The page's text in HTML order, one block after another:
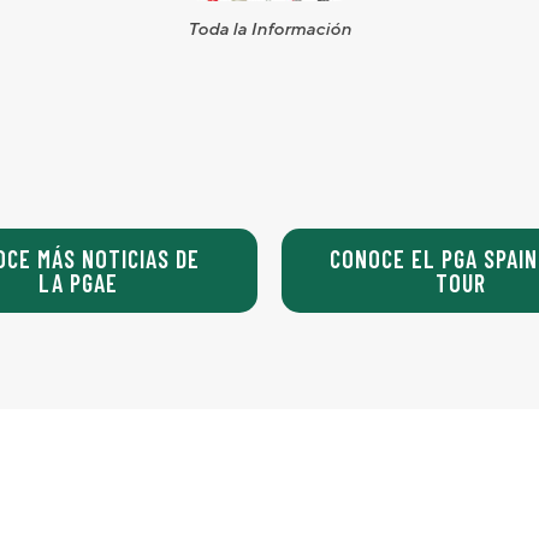
Toda la Información
MÁS NOTICIAS DE
LA PGAE
CONOCE EL PGA
TOUR